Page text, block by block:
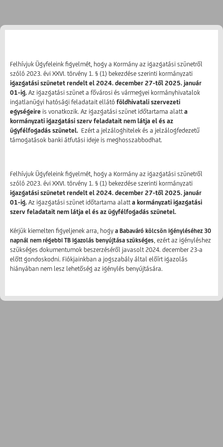
Felhívjuk Ügyfeleink figyelmét, hogy a Kormány az igazgatási szünetről
szóló 2023. évi XXVI. törvény 1. § (1) bekezdése szerinti kormányzati
igazgatási szünetet rendelt el 2024. december 27-től 2025. január
01-ig. Az igazgatási szünet a fővárosi és vármegyei kormányhivatalok
ingatlanügyi hatósági feladatait ellátó földhivatali szervezeti
egységeire is vonatkozik. Az igazgatási szünet időtartama alatt a
kormányzati igazgatási szerv feladatait nem látja el és az
ügyfélfogadás szünetel. Ezért a jelzáloghitelek és a jelzálogfedezetű
támogatások banki átfutási ideje is meghosszabbodhat.
Felhívjuk Ügyfeleink figyelmét, hogy a Kormány az igazgatási szünetről
szóló 2023. évi XXVI. törvény 1. § (1) bekezdése szerinti kormányzati
igazgatási szünetet rendelt el 2024. december 27-től 2025. január
01-ig. Az igazgatási szünet időtartama alatt a kormányzati igazgatási
szerv feladatait nem látja el és az ügyfélfogadás szünetel.
Kérjük kiemelten figyeljenek arra, hogy a Babaváró kölcsön igényléséhez 30
napnál nem régebbi TB igazolás benyújtása szükséges, ezért az igényléshez
szükséges dokumentumok beszerzéséről javasolt 2024. december 23-a
előtt gondoskodni. Fiókjainkban a jogszabály által előírt igazolás
hiányában nem lesz lehetőség az igénylés benyújtására.